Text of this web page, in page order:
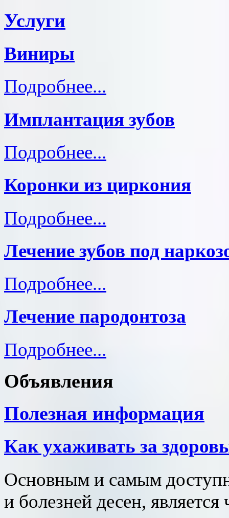
Услуги
Виниры
Подробнее...
Имплантация зубов
Подробнее...
Коронки из циркония
Подробнее...
Лечение зубов под
Подробнее...
Лечение пародонтоза
Подробнее...
Объявления
Полезная информация
Как ухаживать за
Основным и самым
и болезней десен, является